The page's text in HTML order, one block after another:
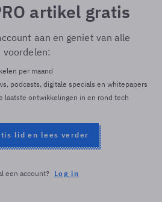
artikel gratis
aan en geniet van alle
voordelen:
per maand
podcasts, digitale specials en whitepapers
laatste ontwikkelingen in en rond tech
lid en lees verder
een account? Log in